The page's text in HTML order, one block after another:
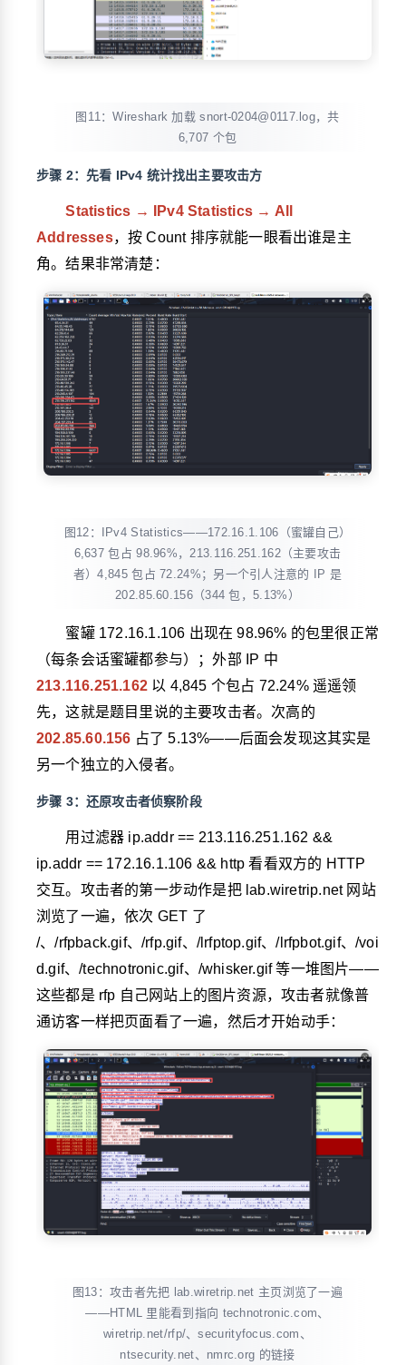
图11：Wireshark 加载 snort-0204@0117.log，共
6,707 个包
步骤 2：先看 IPv4 统计找出主要攻击方
Statistics → IPv4 Statistics → All
Addresses，按 Count 排序就能一眼看出谁是主
角。结果非常清楚：
图12：IPv4 Statistics——172.16.1.106（蜜罐自己）
6,637 包占 98.96%，213.116.251.162（主要攻击
者）4,845 包占 72.24%；另一个引人注意的 IP 是
202.85.60.156（344 包，5.13%）
蜜罐 172.16.1.106 出现在 98.96% 的包里很正常
（每条会话蜜罐都参与）；外部 IP 中
213.116.251.162 以 4,845 个包占 72.24% 遥遥领
先，这就是题目里说的主要攻击者。次高的
202.85.60.156 占了 5.13%——后面会发现这其实是
另一个独立的入侵者。
步骤 3：还原攻击者侦察阶段
用过滤器 ip.addr == 213.116.251.162 &&
ip.addr == 172.16.1.106 && http 看看双方的 HTTP
交互。攻击者的第一步动作是把 lab.wiretrip.net 网站
浏览了一遍，依次 GET 了
/、/rfpback.gif、/rfp.gif、 /lrfptop.gif、/lrfpbot.gif、/voi
d.gif、/technotronic.gif、 /whisker.gif等一堆图片——
这些都是 rfp 自己网站上的图片资源，攻击者就像普
通访客一样把页面看了一遍，然后才开始动手：
图13：攻击者先把 lab.wiretrip.net 主页浏览了一遍
——HTML 里能看到指向 technotronic.com、
wiretrip.net/rfp/、securityfocus.com、
ntsecurity.net、nmrc.org 的链接